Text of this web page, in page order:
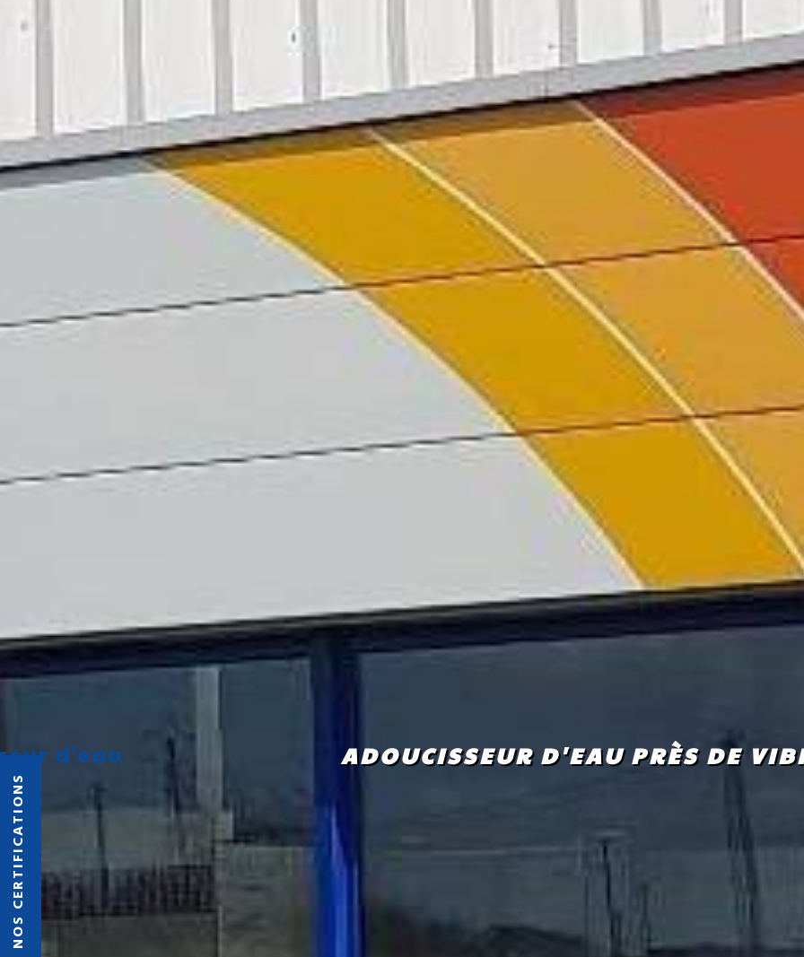
NOS CERTIFICATIONS
ADOUCISSEUR D'EAU PRÈS DE
d'eau